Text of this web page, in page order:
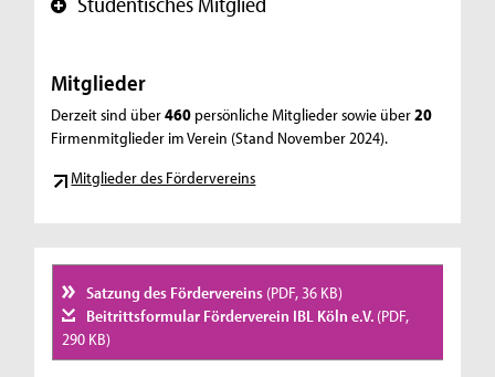
+
Mitglieder
Derzeit sind über460 persönliche Mitglieder sowie über20
Firmenmitglieder im Verein (Stand November 2024).
Mitglieder des Fördervereins
Satzung des Fördervereins (PDF, 36 KB)
Beitrittsformular Förderverein IBL Köln e.V. (PDF,
290 KB)